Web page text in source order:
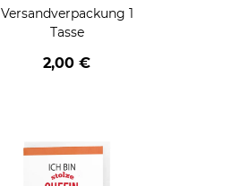
Versandverpackung 1
Tasse
2,00 €